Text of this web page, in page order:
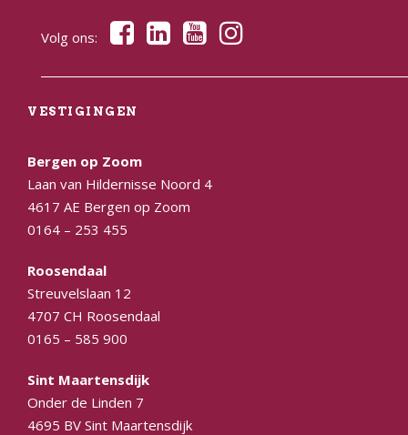
Volg ons:
VESTIGINGEN
Bergen op Zoom
Laan van Hildernisse Noord 4
4617 AE Bergen op Zoom
0164 – 253 455
Roosendaal
Streuvelslaan 12
4707 CH Roosendaal
0165 – 585 900
Sint Maartensdijk
Onder de Linden 7
4695 BV Sint Maartensdijk